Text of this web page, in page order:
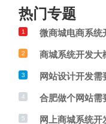
热门专题
1 微商城电商系统
2 商城系统开发大
3 网站设计开发需
4 合肥做个网站需
5 网上商城系统开